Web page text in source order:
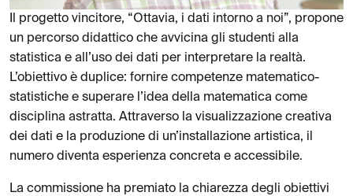
Il progetto vincitore, “Ottavia, i dati intorno a noi”, propone
un percorso didattico che avvicina gli studenti alla
statistica e all’uso dei dati per interpretare la realtà.
L’obiettivo è duplice: fornire competenze matematico-
statistiche e superare l’idea della matematica come
disciplina astratta. Attraverso la visualizzazione creativa
dei dati e la produzione di un’installazione artistica, il
numero diventa esperienza concreta e accessibile.
La commissione ha premiato la chiarezza degli obiettivi